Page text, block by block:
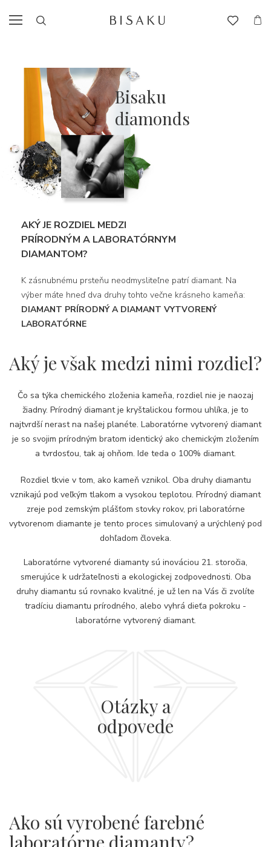
Bisaku
diamonds
AKÝ JE ROZDIEL MEDZI
PRÍRODNÝM A LABORATÓRNYM
DIAMANTOM?
K zásnubnému prsteňu neodmysliteľne patrí diamant. Na
výber máte hneď dva druhy tohto večne krásneho kameňa:
DIAMANT PRÍRODNÝ A DIAMANT VYTVORENÝ
LABORATÓRNE
Aký je však medzi nimi rozdiel?
Čo sa týka chemického zloženia kameňa, rozdiel nie je naozaj
žiadny. Prírodný diamant je kryštalickou formou uhlíka, je to
najtvrdší nerast na našej planéte. Laboratórne vytvorený diamant
je so svojim prírodným bratom identický ako chemickým zložením
a tvrdosťou, tak aj ohňom. Ide teda o 100% diamant.
Rozdiel tkvie v tom, ako kameň vznikol. Oba druhy diamantu
vznikajú pod veľkým tlakom a vysokou teplotou. Prírodný diamant
zreje pod zemským plášťom stovky rokov, pri laboratórne
vytvorenom diamante je tento proces simulovaný a urýchlený pod
dohľadom človeka.
Laboratórne vytvorené diamanty sú inováciou 21. storočia,
smerujúce k udržateľnosti a ekologickej zodpovednosti. Oba
druhy diamantu sú rovnako kvalitné, je už len na Vás či zvolíte
tradíciu diamantu prírodného, alebo vyhrá dieťa pokroku -
laboratórne vytvorený diamant.
Otázky a
odpovede
Ako sú vyrobené farebné